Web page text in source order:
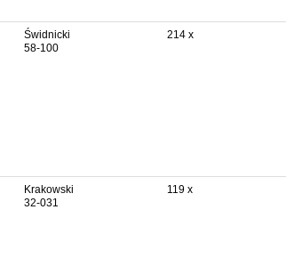
Świdnicki
58-100
214 x
Krakowski
32-031
119 x